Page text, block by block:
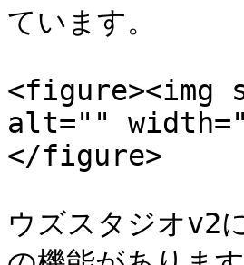
ています。
<figure><img
alt=""
</figure>
ウズスタジオv2